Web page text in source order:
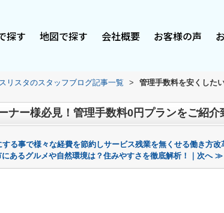
探す 地図で探す 会社概要 お客様の声
リスタのスタッフブログ記事一覧 >
管理手数料を安くした
ナー様必見！管理手数料0円プランをご紹介
る事で様々な経費を節約しサービス残業を無くせる働き方改
にあるグルメや自然環境は？住みやすさを徹底解析！｜次へ ≫